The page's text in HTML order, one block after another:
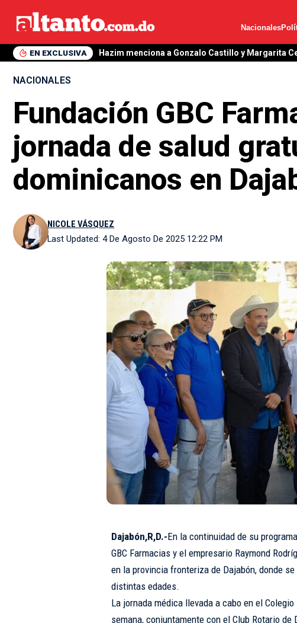
Nacionales
EN EXCLUSIVA Hazim menciona a Gonzalo Castillo y Margarita
NACIONALES
Fundación GBC
jornada de salud
dominicanos en
Last Updated: 4 De Agosto De 2025 12:22 PM
NICOLE VÁSQUEZ
Dajabón,R,D.-En la continuidad de su
GBC Farmacias y el empresario Raymond
en la provincia fronteriza de Dajabón, donde
distintas edades.
La jornada médica llevada a cabo en el
semana, conjuntamente con el Club Rotario